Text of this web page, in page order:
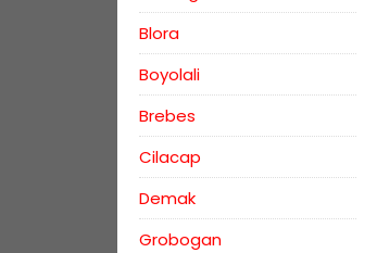
Blora
Boyolali
Brebes
Cilacap
Demak
Grobogan